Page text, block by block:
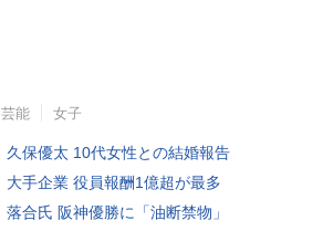
芸能 女子
久保優太 10代女性との結婚報告
大手企業 役員報酬1億超が最多
落合氏 阪神優勝に「油断禁物」